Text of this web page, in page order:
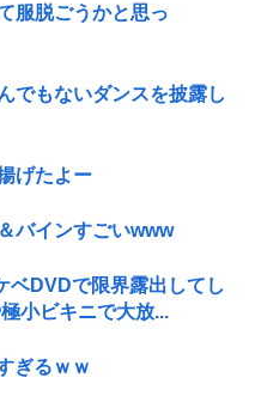
服脱ごうかと思っ
でもないダンスを披露し
げたよー
バインすごいwww
ベDVDで限界露出してし
小ビキニで大放...
ぎるｗｗ